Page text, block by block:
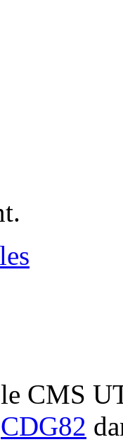
le CMS
CDG82